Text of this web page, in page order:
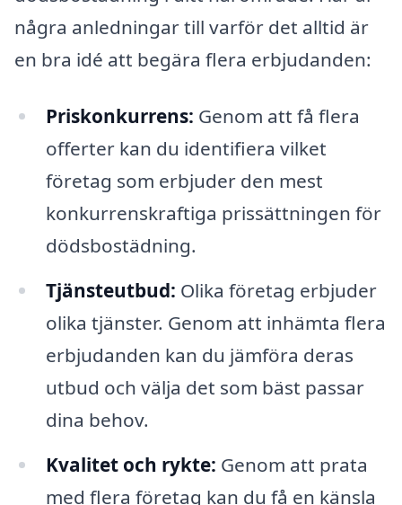
några anledningar till varför det alltid är
en bra idé att begära flera erbjudanden:
Priskonkurrens: Genom att få flera
offerter kan du identifiera vilket
företag som erbjuder den mest
konkurrenskraftiga prissättningen för
dödsbostädning.
Tjänsteutbud: Olika företag erbjuder
olika tjänster. Genom att in­hämta flera
erbjudanden kan du jämföra deras
utbud och välja det som bäst passar
dina behov.
Kvalitet och rykte: Genom att prata
med flera företag kan du få en känsla